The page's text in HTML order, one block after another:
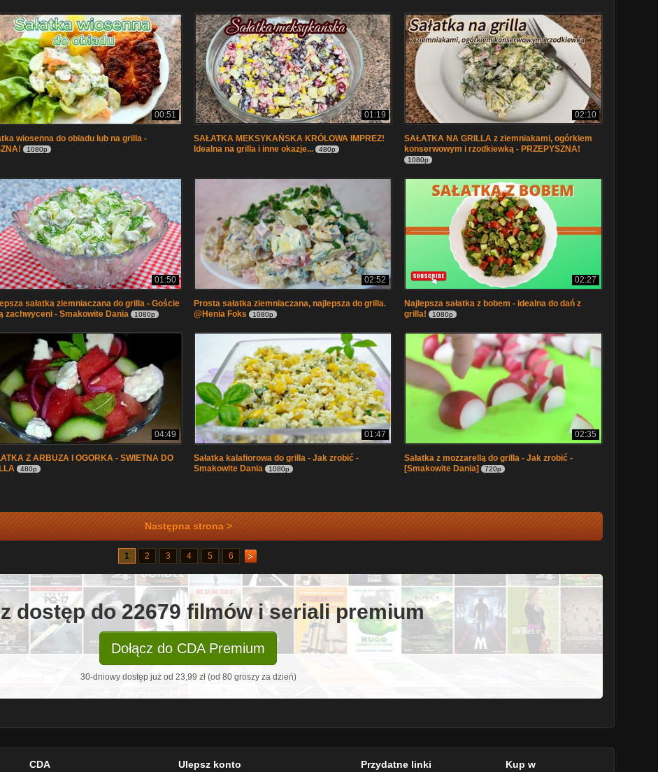
00:51
wiosenna do obiadu lub na grilla -
1080p
01:19
SAŁATKA MEKSYKAŃSKA KRÓLOWA IMPREZ!
Idealna na grilla i inne okazje...
480p
02:10
SAŁATKA NA GRILLA z ziemniakami, ogórkiem
konserwowym i rzodkiewką - PRZEPYSZNA!
1080p
01:50
sałatka ziemniaczana do grilla - Goście
zachwyceni - Smakowite Dania
1080p
02:52
Prosta sałatka ziemniaczana, najlepsza do grilla.
@Henia Foks
1080p
02:27
Najlepsza sałatka z bobem - idealna do dań z
grilla!
1080p
04:49
Z ARBUZA I OGORKA - SWIETNA DO
480p
01:47
Sałatka kalafiorowa do grilla - Jak zrobić -
Smakowite Dania
1080p
02:35
Sałatka z mozzarellą do grilla - Jak zrobić -
[Smakowite Dania]
720p
Następna strona >
1 2 3 4 5 6
dostęp do 22679 filmów i seriali premium
Dołącz do CDA Premium
30-dniowy dostęp już od 23,99 zł (od 80 groszy za dzień)
CDA Ulepsz konto Przydatne linki Kup w